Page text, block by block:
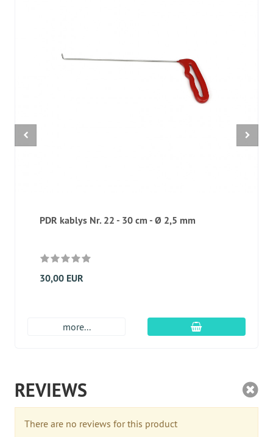
PDR kablys Nr. 22 - 30 cm - Ø 2,5 mm
30,00 EUR
more... Įdėti į krepšį
REVIEWS
There are no reviews for this product